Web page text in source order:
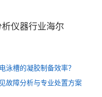
仪器行业海尔
泳槽的凝胶制备效率？
故障分析与专业处置方案